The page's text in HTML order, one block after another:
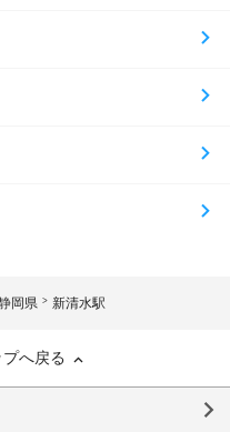
岡県 新清水駅
へ戻る